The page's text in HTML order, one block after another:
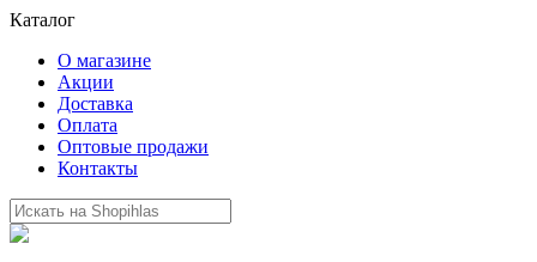
Каталог
О магазине
Акции
Доставка
Оплата
Оптовые продажи
Контакты